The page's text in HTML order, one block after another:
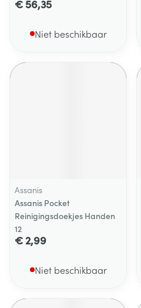
€ 56,35
Niet beschikbaar
Assanis
Assanis Pocket
Reinigingsdoekjes Handen
12
€ 2,99
Niet beschikbaar